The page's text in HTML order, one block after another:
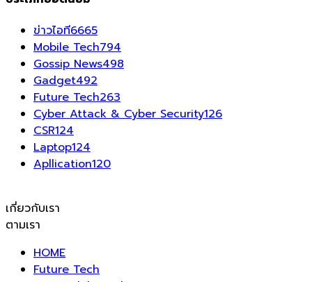
ข่าวไอที6665
Mobile Tech794
Gossip News498
Gadget492
Future Tech263
Cyber Attack & Cyber Security126
CSR124
Laptop124
Apllication120
เกี่ยวกับเรา
ตามเรา
HOME
Future Tech